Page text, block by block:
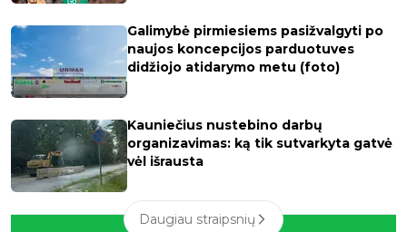
Galimybė pirmiesiems pasižvalgyti po
naujos koncepcijos parduotuves
didžiojo atidarymo metu (foto)
Kauniečius nustebino darbų
organizavimas: ką tik sutvarkyta gatvė
vėl išrausta
Daugiau straipsnių